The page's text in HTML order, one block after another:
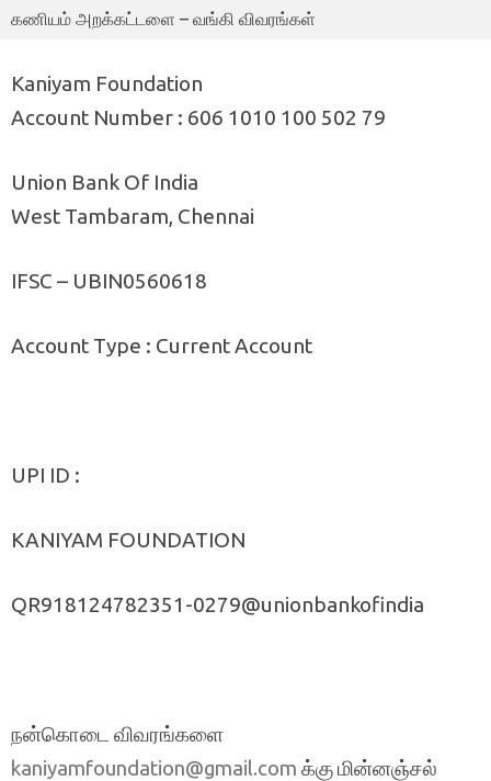
கணியம் அறக்கட்டளை – வங்கி விவரங்கள்
Kaniyam Foundation
Account Number : 606 1010 100 502 79
Union Bank Of India
West Tambaram, Chennai
IFSC – UBIN0560618
Account Type : Current Account
UPI ID :
KANIYAM FOUNDATION
QR918124782351-0279@unionbankofindia
நன்கொடை விவரங்களை
kaniyamfoundation@gmail.com க்கு மின்னஞ்சல்